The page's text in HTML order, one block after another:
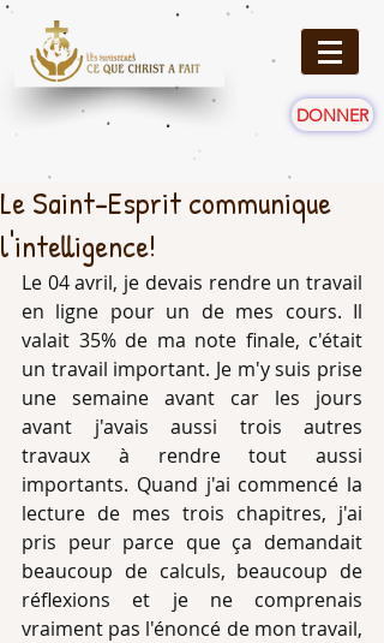
DONNER
Le Saint-Esprit communique
l'intelligence!
Le 04 avril, je devais rendre un travail
en ligne pour un de mes cours. Il
valait 35% de ma note finale, c'était
un travail important. Je m'y suis prise
une semaine avant car les jours
avant j'avais aussi trois autres
travaux à rendre tout aussi
importants. Quand j'ai commencé la
lecture de mes trois chapitres, j'ai
pris peur parce que ça demandait
beaucoup de calculs, beaucoup de
réflexions et je ne comprenais
vraiment pas l'énoncé de mon travail,